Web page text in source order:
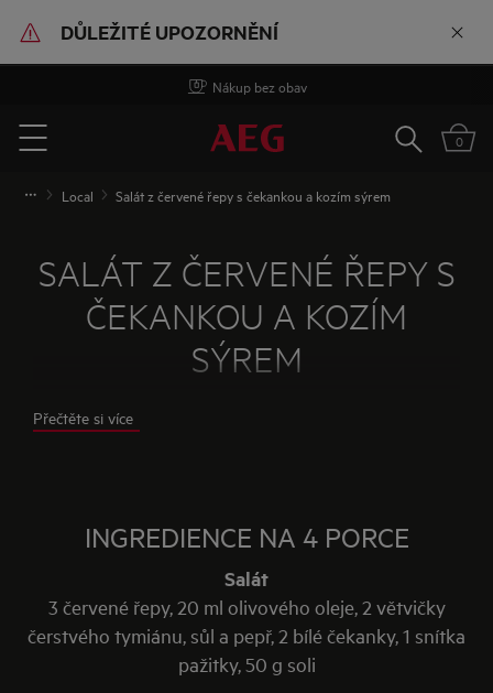
DŮLEŽITÉ UPOZORNĚNÍ
Doručení zdarma od 500 Kč
Menu
Vyhledat
0
Local Salát z červené řepy s čekankou a kozím sýrem
SALÁT Z ČERVENÉ ŘEPY S
ČEKANKOU A KOZÍM
SÝREM
Z MULTIFUNČKNÍ PARNÍ TROUBY
Přečtěte si více
INGREDIENCE NA 4 PORCE
Salát
3 červené řepy, 20 ml olivového oleje, 2 větvičky
čerstvého tymiánu, sůl a pepř, 2 bílé čekanky, 1 snítka
pažitky, 50 g soli